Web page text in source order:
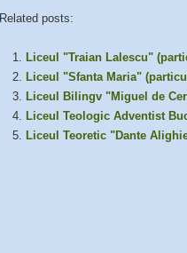
Related posts:
Liceul "Traian Lalescu"
Liceul "Sfanta Maria"
Liceul Bilingv "Miguel de
Liceul Teologic Adventist
Liceul Teoretic "Dante